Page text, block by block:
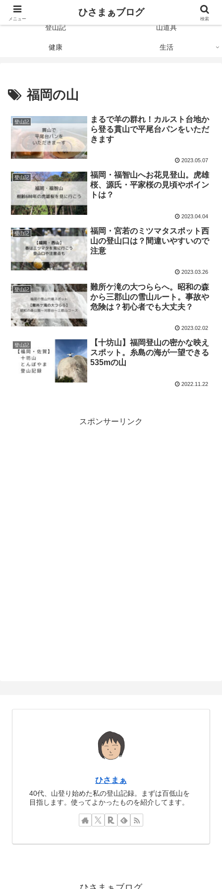
Just like the mountain
登山記 山道具
健康 生活
福岡の山
登山記
まるで羊の群れ！カルスト台地か
ら登る貫山で平尾台パンをいただ
きます
2023.05.07
登山記
福岡・福智山へお花見登山。虎雄
桜、源氏・平家桜の見頃やポイン
トは？
2023.04.04
登山記
福岡・宮若のミツマタスポット西
山の登山口は？間違いやすいので
注意
2023.03.26
登山記
難所ケ滝の大つららへ。昭和の森
から三郡山の雪山ルート。事故や
危険は？初心者でも大丈夫？
2023.02.02
登山記
【十坊山】福岡登山の密かな映え
スポット。糸島の海が一望できる
535mの山
2022.11.22
スポンサーリンク
ひさまぁ
40代、山登り始めた私の登山記録。まずは百低山を
目指します。使ってよかったものを紹介してます。
メニュー
ひさまぁブログ
検索